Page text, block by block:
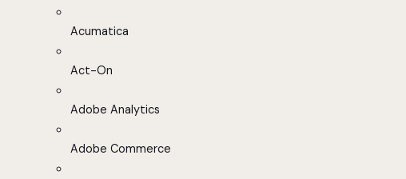
Acumatica
Act-On
Adobe Analytics
Adobe Commerce